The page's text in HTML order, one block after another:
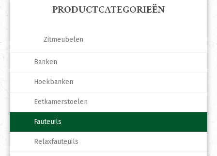
PRODUCTCATEGORIEËN
Zitmeubelen
Banken
Hoekbanken
Eetkamerstoelen
Fauteuils
Relaxfauteuils